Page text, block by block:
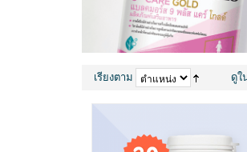
เรียงตาม ดูใ